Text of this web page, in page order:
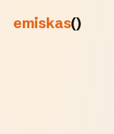
emiskas()